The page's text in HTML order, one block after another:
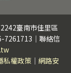
臺南市佳里區
7261713｜聯絡信
私權政策 ｜ 網路安